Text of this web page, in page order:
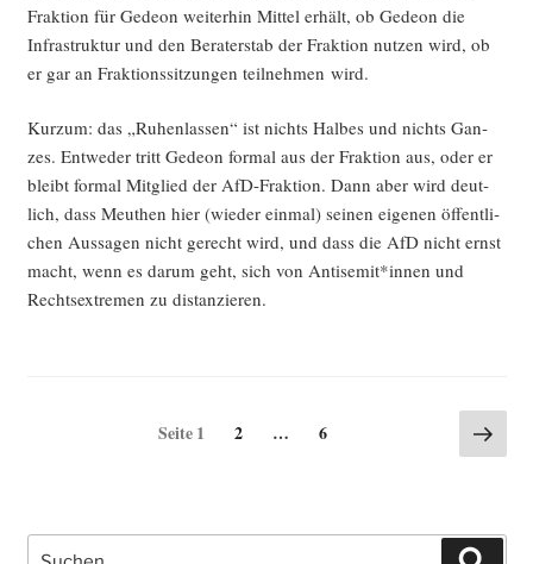
Frak­ti­on für Gede­on wei­ter­hin Mit­tel erhält, ob Gede­on die
Infra­struk­tur und den Bera­ter­stab der Frak­ti­on nut­zen wird, ob
er gar an Frak­ti­ons­sit­zun­gen teil­neh­men wird.
Kurz­um: das „Ruhen­las­sen“ ist nichts Hal­bes und nichts Gan­
zes. Ent­we­der tritt Gede­on for­mal aus der Frak­ti­on aus, oder er
bleibt for­mal Mit­glied der AfD-Frak­ti­on. Dann aber wird deut­
lich, dass Meu­then hier (wie­der ein­mal) sei­nen eige­nen öffent­li­
chen Aus­sa­gen nicht gerecht wird, und dass die AfD nicht ernst
macht, wenn es dar­um geht, sich von Antisemit*innen und
Rechts­extre­men zu distanzieren.
Seitennummerierung
Seite1 Seite
2 … Seite
6
Seite
Suche